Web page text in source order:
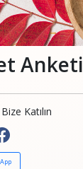
Anketi
Katılın